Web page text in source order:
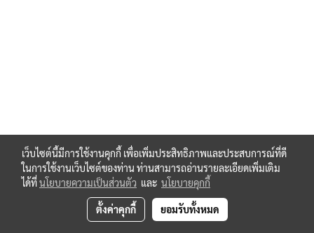
เว็บไซต์นี้มีการใช้งานคุกกี้ เพื่อเพิ่มประสิทธิภาพและประสบการณ์ที่ดี
ในการใช้งานเว็บไซต์ของท่าน ท่านสามารถอ่านรายละเอียดเพิ่มเติม
ได้ที่นโยบายความเป็นส่วนตัว และ นโยบายคุกกี้
ตั้งค่าคุกกี้ ยอมรับทั้งหมด